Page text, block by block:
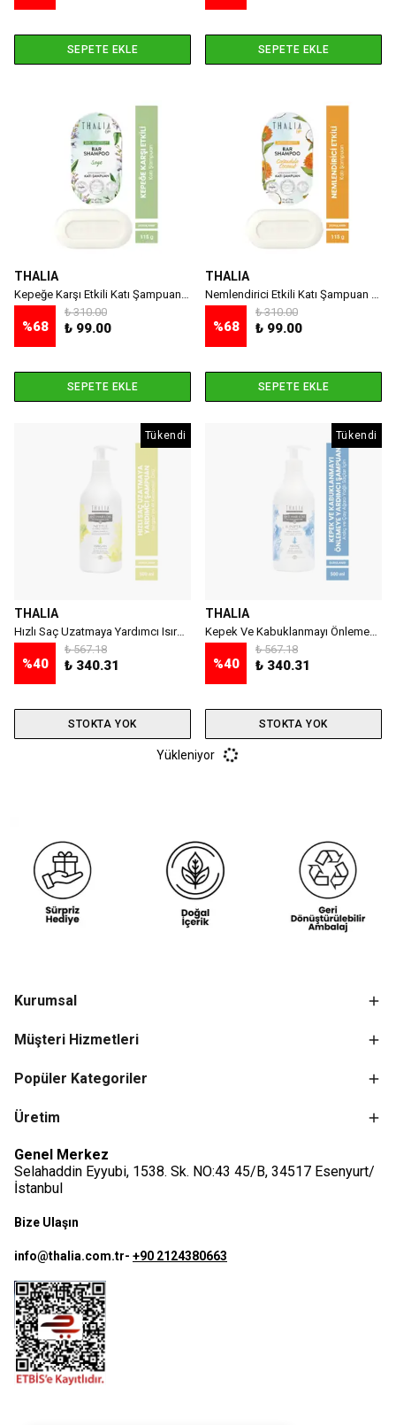
SEPETE EKLE SEPETE EKLE
THALIA
Kepeğe Karşı Etkili Katı Şampuan 115 gr
%68
₺ 310.00
₺ 99.00
SEPETE EKLE
THALIA
Nemlendirici Etkili Katı Şampuan 115 gr
%68
₺ 310.00
₺ 99.00
SEPETE EKLE
Tükendi
THALIA
Hızlı Saç Uzatmaya Yardımcı Isırgan Ve At Kestanesi Özlü Saç Bakım Şampuanı - 500 Ml
%40
₺ 567.18
₺ 340.31
STOKTA YOK
Tükendi
THALIA
Kepek Ve Kabuklanmayı Önlemeye Yardımcı Ardıç Ve Çay Ağacı Yağlı Saç Bakım Şampuanı - 500 ml
%40
₺ 567.18
₺ 340.31
STOKTA YOK
Yükleniyor
Kurumsal
Müşteri Hizmetleri
Popüler Kategoriler
Üretim
Genel Merkez
Selahaddin Eyyubi, 1538. Sk. NO:43 45/B, 34517 Esenyurt/
İstanbul
Bize Ulaşın
info@thalia.com.tr- +90 2124380663